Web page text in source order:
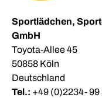
Sportlädchen,
GmbH
Toyota-Allee 45
50858 Köln
Deutschland
Tel.: +49 (0)2234- 99